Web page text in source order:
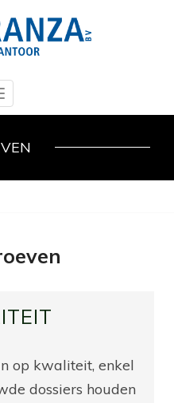
op kwaliteit, enkel
dossiers houden